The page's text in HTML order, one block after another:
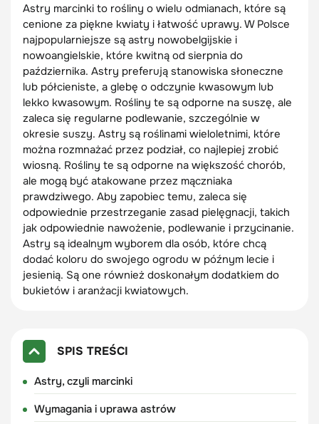
Astry marcinki to rośliny o wielu odmianach, które są
cenione za piękne kwiaty i łatwość uprawy. W Polsce
najpopularniejsze są astry nowobelgijskie i
nowoangielskie, które kwitną od sierpnia do
października. Astry preferują stanowiska słoneczne
lub półcieniste, a glebę o odczynie kwasowym lub
lekko kwasowym. Rośliny te są odporne na suszę, ale
zaleca się regularne podlewanie, szczególnie w
okresie suszy. Astry są roślinami wieloletnimi, które
można rozmnażać przez podział, co najlepiej zrobić
wiosną. Rośliny te są odporne na większość chorób,
ale mogą być atakowane przez mączniaka
prawdziwego. Aby zapobiec temu, zaleca się
odpowiednie przestrzeganie zasad pielęgnacji, takich
jak odpowiednie nawożenie, podlewanie i przycinanie.
Astry są idealnym wyborem dla osób, które chcą
dodać koloru do swojego ogrodu w późnym lecie i
jesienią. Są one również doskonałym dodatkiem do
bukietów i aranżacji kwiatowych.
SPIS TREŚCI
Astry, czyli marcinki
Wymagania i uprawa astrów